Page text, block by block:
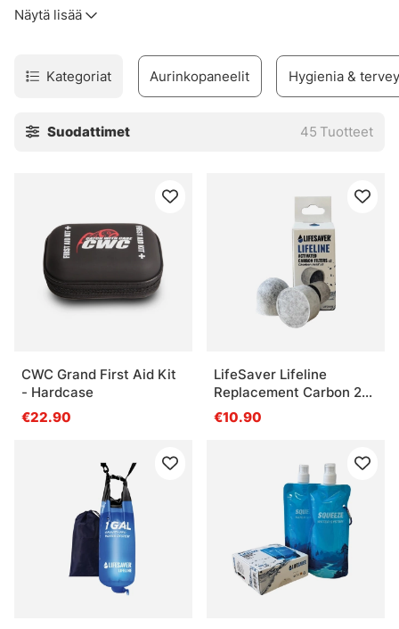
nuotiotikkuja tai sytyttimiä. Pidemmillä vaelluksilla
virtapankki, joka pitää puhelimesi hengissä, voivat olla
hyödyllisiä.
Näytä lisää
Kategoriat Aurinkopaneelit Hygienia &
Suodattimet 45 Tuotteet
CWC Grand First Aid Kit
- Hardcase
€22.90
LifeSaver Lifeline
Replacement Carbon 2
pack
€10.90